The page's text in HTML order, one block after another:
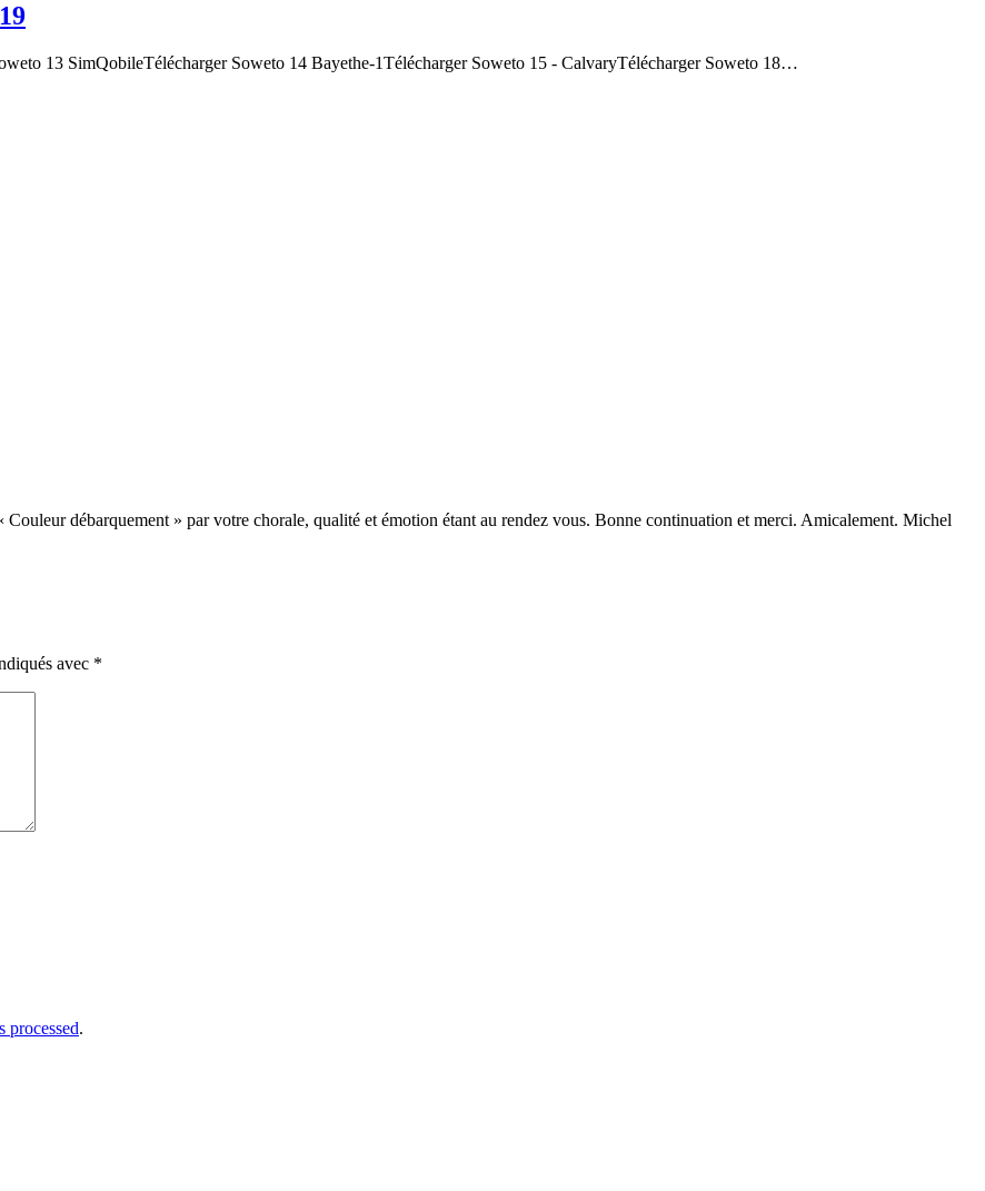
13 SimQobileTélécharger Soweto 14 Bayethe-1Télécharger Soweto 15 - CalvaryTélécharger Soweto 18…
débarquement » par votre chorale, qualité et émotion étant au rendez vous. Bonne continuation et merci. Amicalement. Michel
avec *
processed.